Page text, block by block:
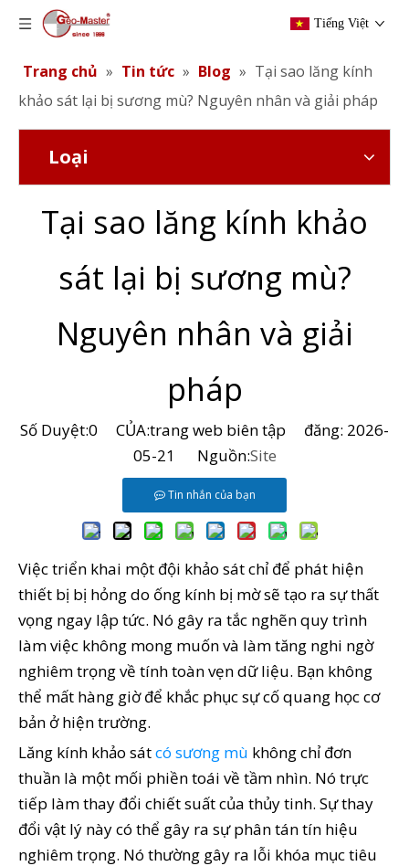
Tiếng Việt
Trang chủ » Tin tức » Blog » Tại sao lăng kính
khảo sát lại bị sương mù? Nguyên nhân và giải pháp
Loại
Tại sao lăng kính khảo
sát lại bị sương mù?
Nguyên nhân và giải
pháp
Số Duyệt:0 CỦA:trang web biên tập đăng: 2026-
05-21 Nguồn:Site
Tin nhắn của bạn
Việc triển khai một đội khảo sát chỉ để phát hiện
thiết bị bị hỏng do ống kính bị mờ sẽ tạo ra sự thất
vọng ngay lập tức. Nó gây ra tắc nghẽn quy trình
làm việc không mong muốn và làm tăng nghi ngờ
nghiêm trọng về tính toàn vẹn dữ liệu. Bạn không
thể mất hàng giờ để khắc phục sự cố quang học cơ
bản ở hiện trường.
Lăng kính khảo sátcó sương mù không chỉ đơn
thuần là một mối phiền toái về tầm nhìn. Nó trực
tiếp làm thay đổi chiết suất của thủy tinh. Sự thay
đổi vật lý này có thể gây ra sự phân tán tín hiệu
nghiêm trọng. Nó thường gây ra lỗi khóa mục tiêu